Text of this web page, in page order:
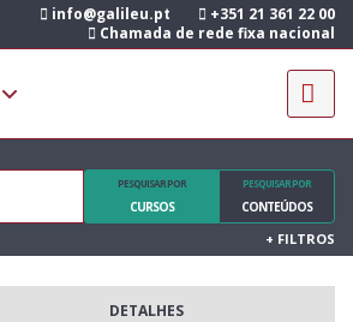
info@galileu.pt
+351 21 361 22 00
Chamada de rede fixa nacional
PESQUISAR POR
CURSOS
PESQUISAR POR
CONTEÚDOS
+ FILTROS
DETALHES